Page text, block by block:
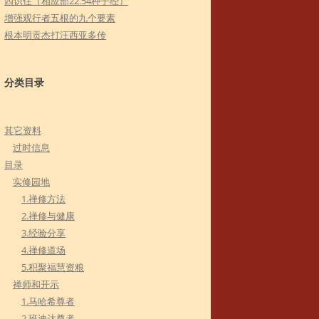
增强观行者五根的九个要素
根本明贡杰打汪西亚多传
分类目录
其它资料
过时信息
目录
实修园地
1.禅修方法
2.禅修与健康
3.经验分享
4.禅修道场
5.积聚福慧资粮
禅师和开示
1.马哈希尊者